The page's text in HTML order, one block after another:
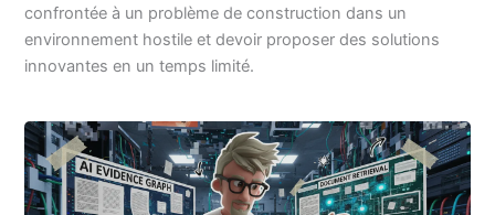
confrontée à un problème de construction dans un
environnement hostile et devoir proposer des solutions
innovantes en un temps limité.